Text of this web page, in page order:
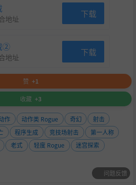
地址 下载
②
地址 下载
赞 +1
收藏 +3
作 动作类 Rogue 奇幻
射击
程序生成 竞技场射击
第一人称
老式 轻度 Rogue
迷宫探索
问题反馈